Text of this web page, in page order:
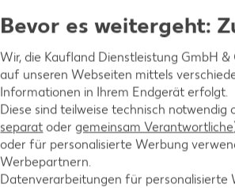
Bevor es weitergeht:
Wir, die Kaufland Dienstleistung GmbH
auf unseren Webseiten mittels
Informationen in Ihrem Endgerät erfolgt.
Diese sind teilweise technisch
separat oder gemeinsam Verantwortliche
oder für personalisierte Werbung
Werbepartnern.
Datenverarbeitungen für personalisierte